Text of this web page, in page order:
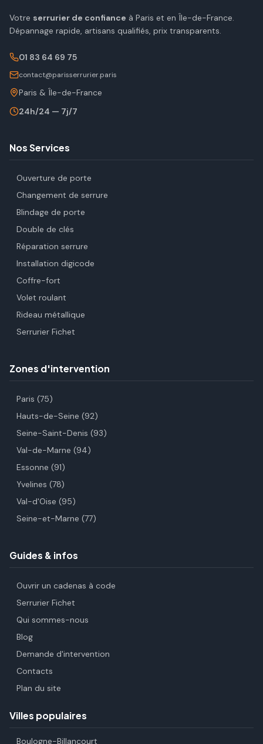
Votre serrurier de confiance à Paris et en Île-de-France.
Dépannage rapide, artisans qualifiés, prix transparents.
01 83 64 69 75
contact@parisserrurier.paris
Paris & Île-de-France
24h/24 — 7j/7
Nos Services
Ouverture de porte
Changement de serrure
Blindage de porte
Double de clés
Réparation serrure
Installation digicode
Coffre-fort
Volet roulant
Rideau métallique
Serrurier Fichet
Zones d'intervention
Paris (75)
Hauts-de-Seine (92)
Seine-Saint-Denis (93)
Val-de-Marne (94)
Essonne (91)
Yvelines (78)
Val-d'Oise (95)
Seine-et-Marne (77)
Guides & infos
Ouvrir un cadenas à code
Serrurier Fichet
Qui sommes-nous
Blog
Demande d'intervention
Contacts
Plan du site
Villes populaires
Boulogne-Billancourt